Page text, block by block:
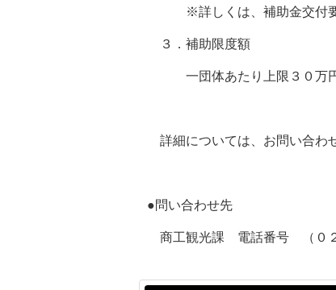
※詳しくは、補助金交付要
３．補助限度額
一団体あたり上限３０万
詳細については、お問い合わ
●問い合わせ先
商工観光課 電話番号 （０